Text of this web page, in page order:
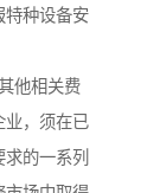
特种设备安
他相关费
业，须在已
的一系列